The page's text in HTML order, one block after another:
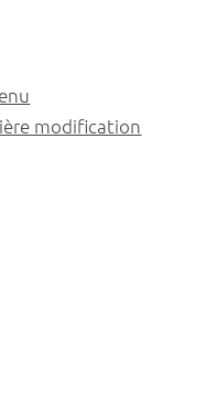
modification